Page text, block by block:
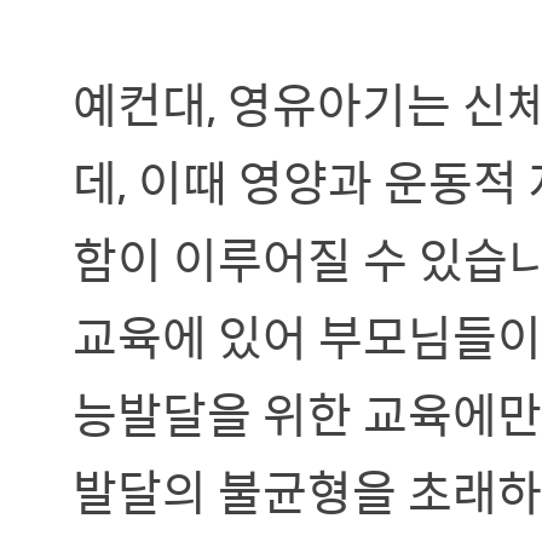
예컨대, 영유아기는 신
데, 이때 영양과 운동
함이 이루어질 수 있습
교육에 있어 부모님들
능발달을 위한 교육에
발달의 불균형을 초래